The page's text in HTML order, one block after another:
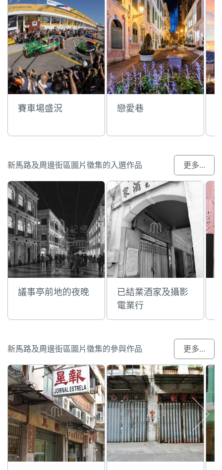
賽車場盛況 戀愛巷
新馬路及周邊街區圖片徵集的入選作品 更多...
議事亭前地的夜晚
已結業酒家及攝影
電業行
新馬路及周邊街區圖片徵集的參與作品 更多...